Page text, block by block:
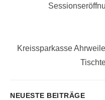
Previous
Next
Kreissparkasse
NEUESTE BEITRÄGE